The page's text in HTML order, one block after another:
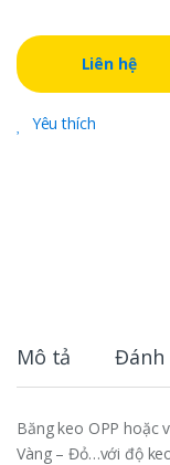
Liên hệ
Yêu thích
Mô tả Đánh
Băng keo OPP hoặc
Vàng – Đỏ…với độ